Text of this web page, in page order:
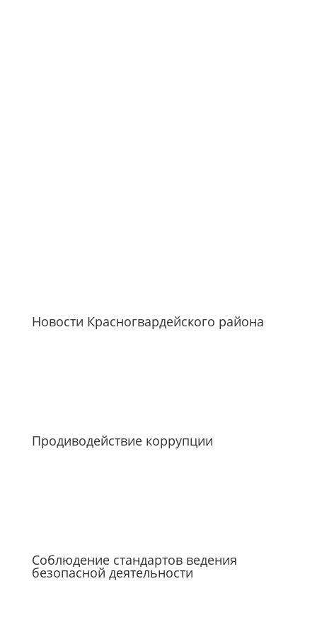
Новости Красногвардейского района
Продиводействие коррупции
Соблюдение стандартов ведения
безопасной деятельности